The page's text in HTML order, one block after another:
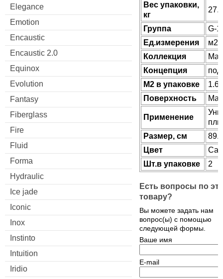
Elegance
Emotion
Encaustic
Encaustic 2.0
Equinox
Evolution
Fantasy
Fiberglass
Fire
Fluid
Forma
Hydraulic
Ice jade
Iconic
Inox
Instinto
Intuition
Iridio
Веc упаковки,
кг
Группа
G-
Ед.измерения
м2
Коллекция
Концепция
М2 в упаковке
Поверхность
Применение
Размер, см
Цвет
Шт.в упаковке
2
Есть вопросы по
товару?
Вы можете задать нам
вопрос(ы) с помощью
следующей формы.
Ваше имя
E-mail